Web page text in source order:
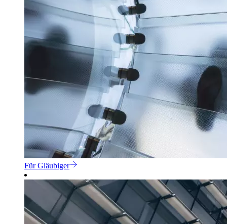
Für Gläubiger